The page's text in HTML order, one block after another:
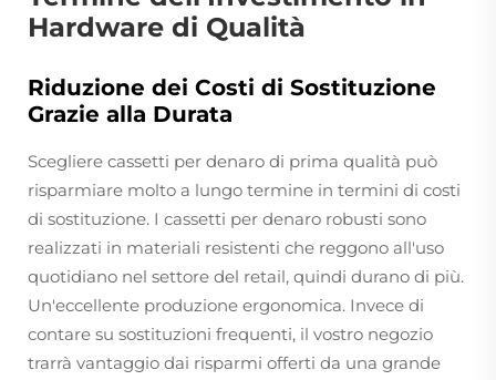
Hardware di Qualità
Riduzione dei Costi di Sostituzione
Grazie alla Durata
Scegliere cassetti per denaro di prima qualità può
risparmiare molto a lungo termine in termini di costi
di sostituzione. I cassetti per denaro robusti sono
realizzati in materiali resistenti che reggono all'uso
quotidiano nel settore del retail, quindi durano di più.
Un'eccellente produzione ergonomica. Invece di
contare su sostituzioni frequenti, il vostro negozio
trarrà vantaggio dai risparmi offerti da una grande